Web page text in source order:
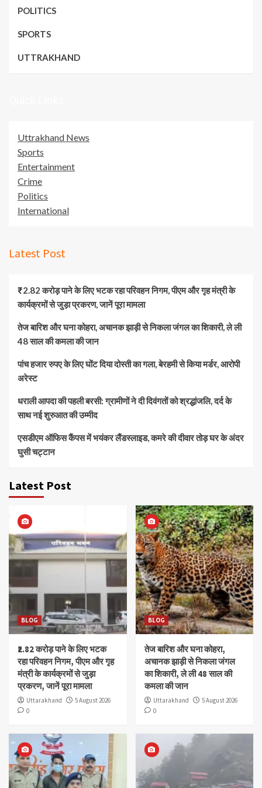
POLITICS
SPORTS
UTTRAKHAND
Uttrakhand News
Sports
Entertainment
Crime
Politics
International
Latest Post
₹2.82 करोड़ पाने के लिए भटक रहा परिवहन निगम, पीएम और गृह मंत्री के
कार्यक्रमों से जुड़ा प्रकरण, जानें पूरा मामला
तेज बारिश और घना कोहरा, अचानक झाड़ी से निकला जंगल का शिकारी, ले ली
48 साल की कमला की जान
पांच हजार रुपए के लिए घोंट दिया दोस्ती का गला, बेरहमी से किया मर्डर, आरोपी
अरेस्ट
धराली आपदा की पहली बरसी: ग्रामीणों ने दी दिवंगतों को श्रद्धांजलि, दर्द के
साथ नई शुरुआत की उम्मीद
एसडीएम ऑफिस कैंपस में भयंकर लैंडस्लाइड, कमरे की दीवार तोड़ घर के अंदर
घुसी चट्टान
Latest Post
BLOG
₹2.82 करोड़ पाने के लिए भटक
रहा परिवहन निगम, पीएम और गृह
मंत्री के कार्यक्रमों से जुड़ा
प्रकरण, जानें पूरा मामला
Uttarakhand
5 August 2026
0
BLOG
तेज बारिश और घना कोहरा,
अचानक झाड़ी से निकला जंगल
का शिकारी, ले ली 48 साल की
कमला की जान
Uttarakhand
5 August 2026
0